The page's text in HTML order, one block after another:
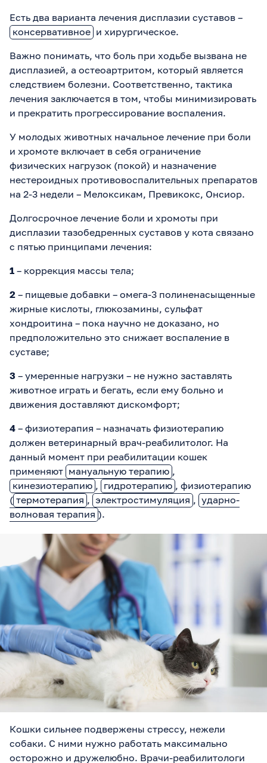
Есть два варианта лечения дисплазии суставов –
консервативное и хирургическое.
Важно понимать, что боль при ходьбе вызвана не
дисплазией, а остеоартритом, который является
следствием болезни. Соответственно, тактика
лечения заключается в том, чтобы минимизировать
и прекратить прогрессирование воспаления.
У молодых животных начальное лечение при боли
и хромоте включает в себя ограничение
физических нагрузок (покой) и назначение
нестероидных противовоспалительных препаратов
на 2-3 недели – Мелоксикам, Превикокс, Онсиор.
Долгосрочное лечение боли и хромоты при
дисплазии тазобедренных суставов у кота связано
с пятью принципами лечения:
1 – коррекция массы тела;
2 – пищевые добавки – омега-3 полиненасыщенные
жирные кислоты, глюкозамины, сульфат
хондроитина – пока научно не доказано, но
предположительно это снижает воспаление в
суставе;
3 – умеренные нагрузки – не нужно заставлять
животное играть и бегать, если ему больно и
движения доставляют дискомфорт;
4 – физиотерапия – назначать физиотерапию
должен ветеринарный врач-реабилитолог. На
данный момент при реабилитации кошек
применяют мануальную терапию ,
кинезиотерапию , гидротерапию , физиотерапию
( термотерапия , электростимуляция , ударно-
волновая терапия ).
Кошки сильнее подвержены стрессу, нежели
собаки. С ними нужно работать максимально
осторожно и дружелюбно. Врачи-реабилитологи